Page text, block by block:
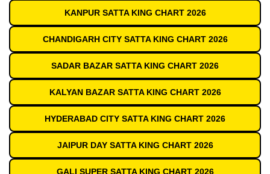
KANPUR SATTA KING CHART 2026
CHANDIGARH CITY SATTA KING CHART 2026
SADAR BAZAR SATTA KING CHART 2026
KALYAN BAZAR SATTA KING CHART 2026
HYDERABAD CITY SATTA KING CHART 2026
JAIPUR DAY SATTA KING CHART 2026
GALI SUPER SATTA KING CHART 2026